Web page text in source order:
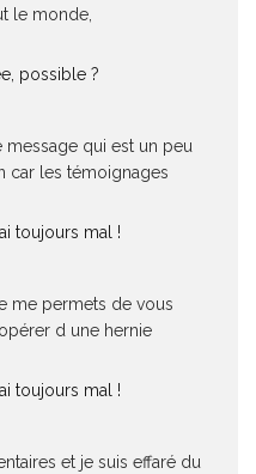
le monde,
possible ?
message qui est un peu
car les témoignages
toujours mal !
me permets de vous
d une hernie
toujours mal !
et je suis effaré du